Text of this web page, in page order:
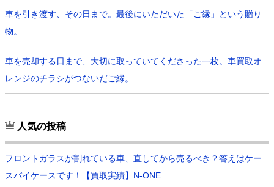
車を引き渡す、その日まで。最後にいただいた「ご縁」という贈り
物。
車を売却する日まで、大切に取っていてくださった一枚。車買取オ
レンジのチラシがつないだご縁。
人気の投稿
フロントガラスが割れている車、直してから売るべき？答えはケー
スバイケースです！【買取実績】N-ONE